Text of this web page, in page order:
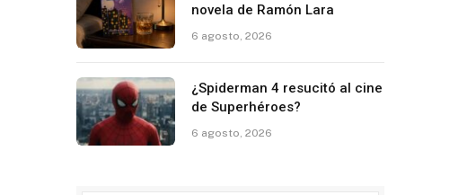
novela de Ramón Lara
6 agosto, 2026
¿Spiderman 4 resucitó al cine
de Superhéroes?
6 agosto, 2026